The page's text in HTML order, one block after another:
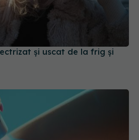
și uscat de la frig și